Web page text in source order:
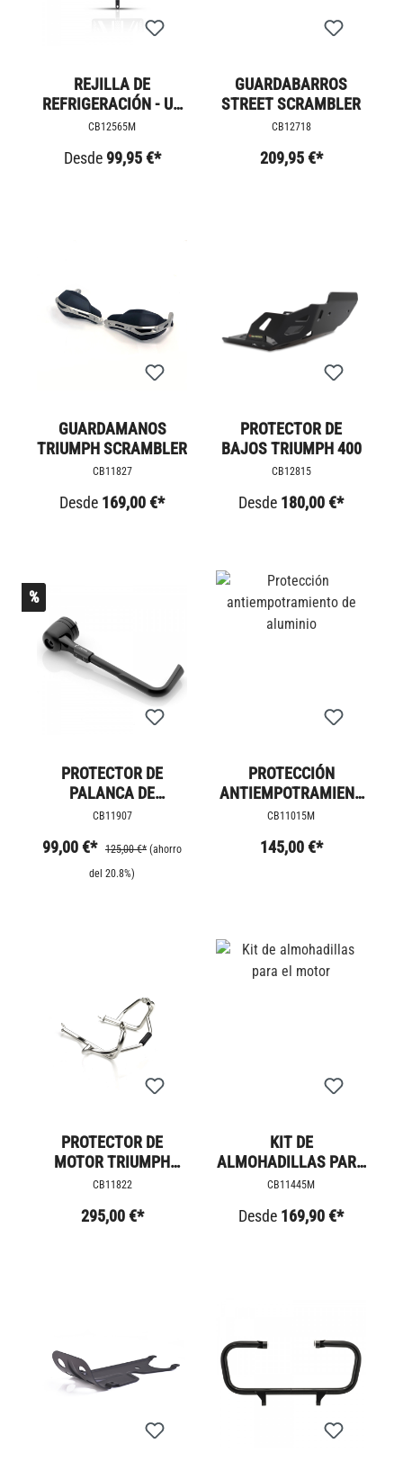
REJILLA DE
REFRIGERACIÓN - UK
JACK
CB12565M
Desde 99,95 €*
GUARDABARROS
STREET SCRAMBLER
CB12718
209,95 €*
GUARDAMANOS
TRIUMPH SCRAMBLER
CB11827
Desde 169,00 €*
PROTECTOR DE
BAJOS TRIUMPH 400
CB12815
Desde 180,00 €*
%
PROTECTOR DE
PALANCA DE
FRENO/EMBRAGUE
CB11907
99,00 €* 125,00 €* (ahorro
del 20.8%)
PROTECCIÓN
ANTIEMPOTRAMIENT
O DE ALUMINIO
CB11015M
145,00 €*
PROTECTOR DE
MOTOR TRIUMPH
SCRAMBLER 1200
CB11822
295,00 €*
KIT DE
ALMOHADILLAS PARA
EL MOTOR
CB11445M
Desde 169,90 €*